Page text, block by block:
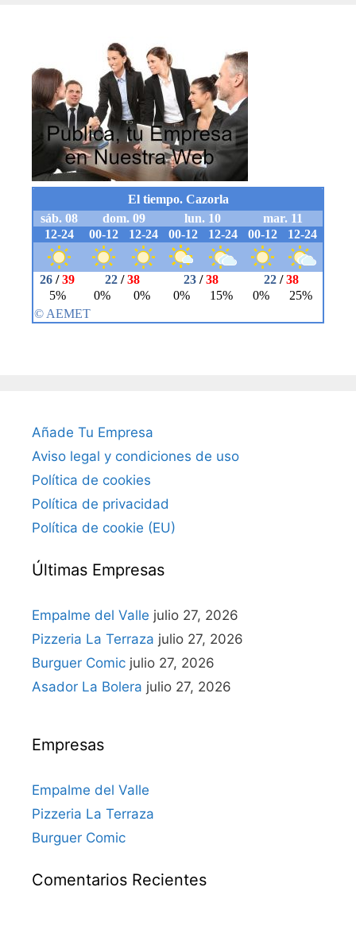
Añade Tu Empresa
Aviso legal y condiciones de uso
Política de cookies
Política de privacidad
Política de cookie (EU)
Últimas Empresas
Empalme del Valle julio 27, 2026
Pizzeria La Terraza julio 27, 2026
Burguer Comic julio 27, 2026
Asador La Bolera julio 27, 2026
Empresas
Empalme del Valle
Pizzeria La Terraza
Burguer Comic
Comentarios Recientes